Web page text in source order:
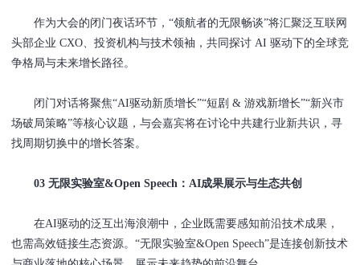
作为大会的闭门夜话环节，“领航者的无限畅谈”将汇聚泛互联网
头部企业 CXO、投资机构与技术领袖，共同探讨 AI 驱动下的全球竞
争格局与未来增长路径。
闭门对话将聚焦“AI驱动新质增长”“短剧 & 游戏新增长”“新兴市
场破局策略”等核心议题，与会嘉宾将在讨论中共建行业新共识，寻
找周期切换中的增长答案。
03 无限实验室&Open Speech：AI成果展示与生态共创
在AI驱动的泛互出海浪潮中，企业既需要感知前沿技术成果，
也需高效链接生态资源。“无限实验室&Open Speech”是连接创新技术